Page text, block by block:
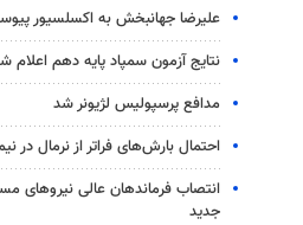
علیرضا جهانبخش به اکسلسیور
نتایج آزمون سمپاد پایه دهم اعلام
مدافع پرسپولیس لژیونر شد
احتمال بارش‌های فراتر از نرمال در
انتصاب فرماندهان عالی‌ نیروهای
جدید